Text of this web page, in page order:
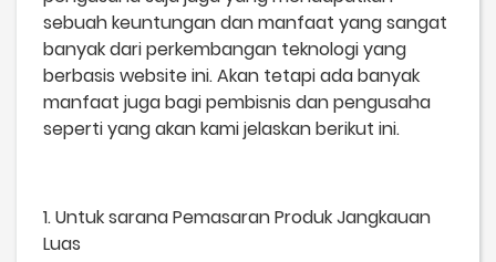
sebuah keuntungan dan manfaat yang sangat
banyak dari perkembangan teknologi yang
berbasis website ini. Akan tetapi ada banyak
manfaat juga bagi pembisnis dan pengusaha
seperti yang akan kami jelaskan berikut ini.
1. Untuk sarana Pemasaran Produk Jangkauan
Luas